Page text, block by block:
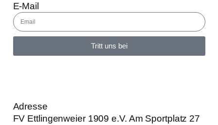
E-Mail
Tritt uns bei
Adresse
FV Ettlingenweier 1909 e.V. Am Sportplatz 27